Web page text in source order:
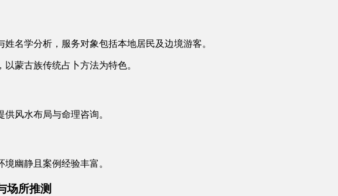
名学分析，服务对象包括本地居民及边境游客。
蒙古族传统占卜方法为特色。
风水布局与命理咨询。
幽静且案例经验丰富。
场所推测